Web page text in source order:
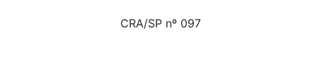
CRA/SP nº 097